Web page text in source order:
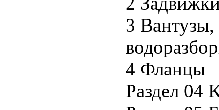
3 Вантузы,
4 Фланцы
Раздел 04